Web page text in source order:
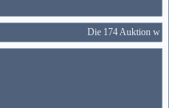
Die 174 Auktion